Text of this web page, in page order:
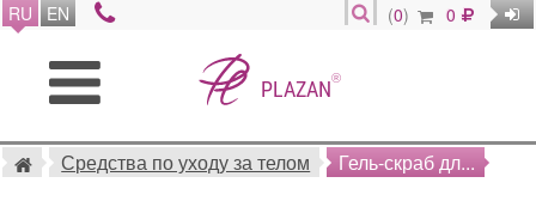
RU EN (0) 0
PLAZAN®
Средства по уходу за телом Гель-скраб дл...